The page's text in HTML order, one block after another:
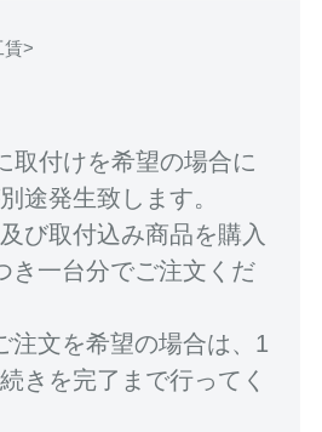
賃>
取付けを希望の場合に
途発生致します。
び取付込み商品を購入
き一台分でご注文くだ
注文を希望の場合は、1
きを完了まで行ってく